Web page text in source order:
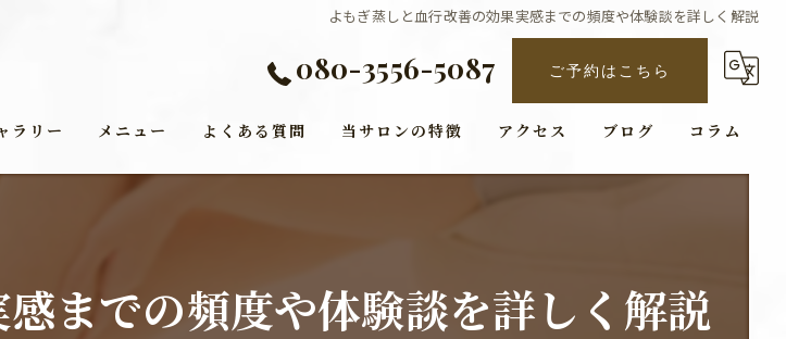
よもぎ蒸しと血行改善の効果実感までの頻度や体験談を詳しく解説
080-3556-5087 ご予約はこちら
ラリー メニュー よくある質問 当サロンの特徴
個室
アクセス ブログ コラム
までの頻度や体験談を詳しく解説